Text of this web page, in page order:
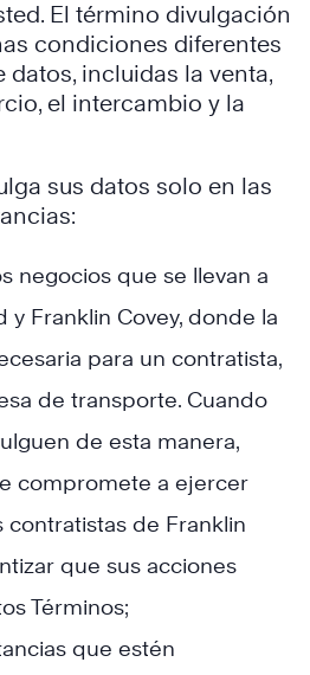
El término divulgación
condiciones diferentes
datos, incluidas la venta,
el intercambio y la
sus datos solo en las
negocios que se llevan a
y Franklin Covey, donde la
para un contratista,
de transporte. Cuando
de esta manera,
compromete a ejercer
de Franklin
que sus acciones
Términos;
que estén